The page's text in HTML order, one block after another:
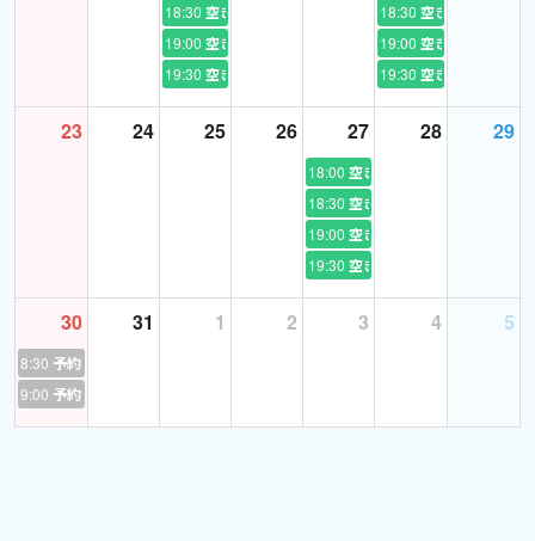
18:30 空き
19:00 空き
19:30 空き
18:30 空き
19:00 空き
19:30 空き
23 24 25 26 27
18:00 空き
18:30 空き
19:00 空き
19:30 空き
28 29
30
8:30 予約あり
9:00 予約あり
31 1 2 3 4 5